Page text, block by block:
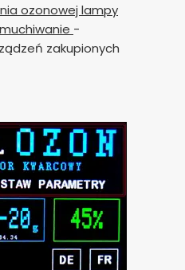
ozonowej lampy
-
zakupionych